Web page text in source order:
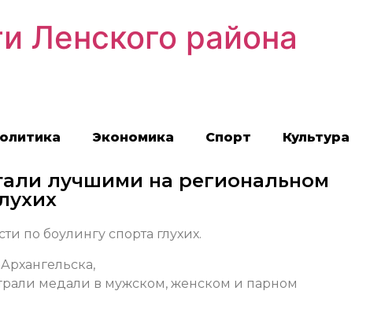
Ленского района
Экономика Спорт Культура
лучшими на региональном
по боулингу спорта глухих.
медали в мужском, женском и парном